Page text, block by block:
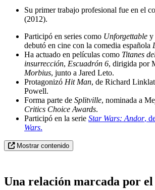
Su primer trabajo profesional fue en el
(2012).
Participó en series como Unforgettable y
debutó en cine con la comedia española
Ha actuado en películas como Titanes
insurrección, Escuadrón 6, dirigida por
Morbius, junto a Jared Leto.
Protagonizó Hit Man, de Richard
Powell.
Forma parte de Splitville, nominada a
Critics Choice Awards.
Participó en la serie Star Wars: Andor,
Wars.
Mostrar contenido
Una relación marcada por el